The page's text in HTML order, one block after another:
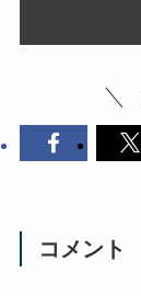
コメント